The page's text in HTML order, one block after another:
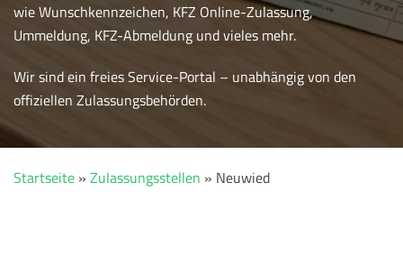
wie Wunschkennzeichen, KFZ Online-Zulassung,
Ummeldung, KFZ-Abmeldung und vieles mehr.
Wir sind ein freies Service-Portal – unabhängig von den
offiziellen Zulassungsbehörden.
Startseite » Zulassungsstellen » Neuwied